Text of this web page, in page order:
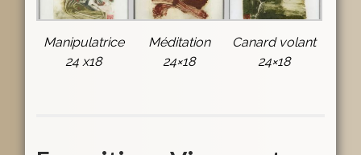
Manipulatrice
24 x18
Méditation
24×18
Canard volant
24×18